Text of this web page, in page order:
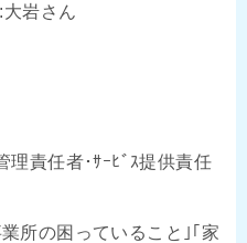
大岩さん
理責任者･ｻｰﾋﾞｽ提供責任
所の困っていること｣｢家